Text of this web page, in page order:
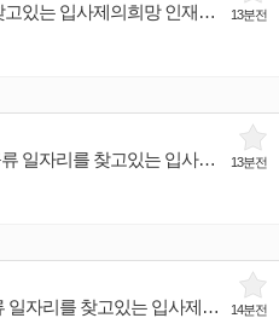
13분전
경기 김포시 에서 의류 일자리를 찾고있는 입사제의희망 인재입니다.
13분전
부산 부산진구 에서 귀금속/장신구류 일자리를 찾고있는 입사제의희망 인재입니다.
14분전
경기 여주시 에서 가구/침구/리빙류 일자리를 찾고있는 입사제의희망 인재입니다.